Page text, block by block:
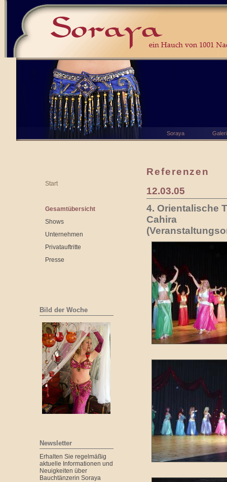
Start
Gesamtübersicht
Shows
Unternehmen
Privatauftritte
Presse
Bild der Woche
Newsletter
Erhalten Sie regelmäßig
aktuelle Informationen und
Neuigkeiten über
Bauchtänzerin Soraya
Referenzen
12.03.05
4. Orientalische
Cahira
Soraya